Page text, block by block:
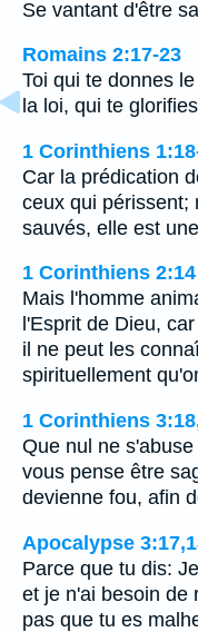
Se vantant d'être
Romains 2:17-23
Toi qui te donnes
la loi, qui te
1 Corinthiens
Car la prédication
ceux qui périssent;
sauvés, elle est
1 Corinthiens 2:14
Mais l'homme
l'Esprit de Dieu,
il ne peut les
spirituellement
1 Corinthiens
Que nul ne
vous pense être
devienne fou, afin
Apocalypse
Parce que tu dis:
et je n'ai besoin de
pas que tu es